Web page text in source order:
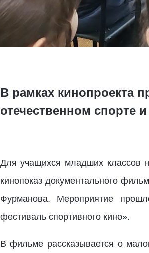
В рамках кинопроекта
отечественном спорте
Для учащихся младших классов
кинопоказ документального
Фурманова. Мероприятие
фестиваль спортивного кино».
В фильме рассказывается о